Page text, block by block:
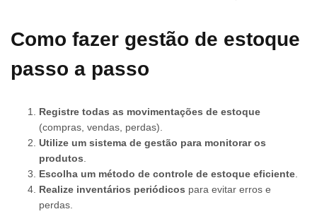
Como fazer gestão de estoque
passo a passo
Registre todas as movimentações de estoque
(compras, vendas, perdas).
Utilize um sistema de gestão para monitorar os
produtos.
Escolha um método de controle de estoque eficiente.
Realize inventários periódicos para evitar erros e
perdas.